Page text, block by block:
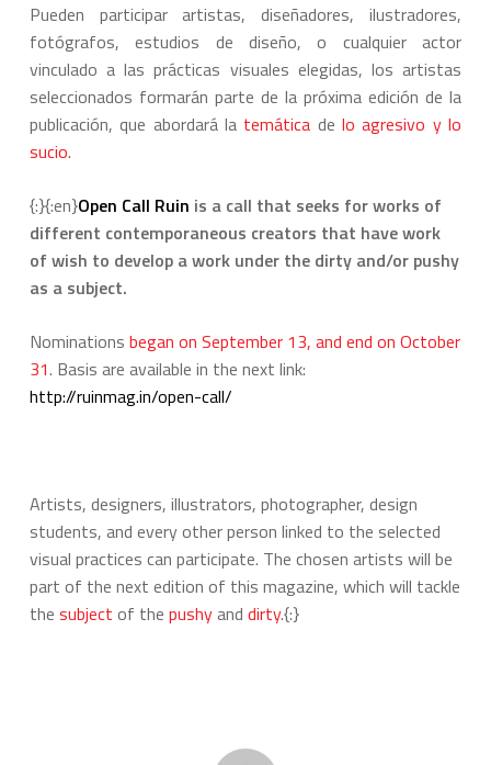
Pueden participar artistas, diseñadores, ilustradores,
fotógrafos, estudios de diseño, o cualquier actor
vinculado a las prácticas visuales elegidas, los artistas
seleccionados formarán parte de la próxima edición de la
publicación, que abordará la temática delo agresivo y lo
sucio.
{:}{:en}Open Call Ruin is a call that seeks for works of
different contemporaneous creators that have work
of wish to develop a work under the dirty and/or pushy
as a subject.
Nominations began on September 13, and end on October
31. Basis are available in the next link:
http://ruinmag.in/open-call/
Artists, designers, illustrators, photographer, design
students, and every other person linked to the selected
visual practices can participate. The chosen artists will be
part of the next edition of this magazine, which will tackle
the subject of the pushyand dirty.{:}